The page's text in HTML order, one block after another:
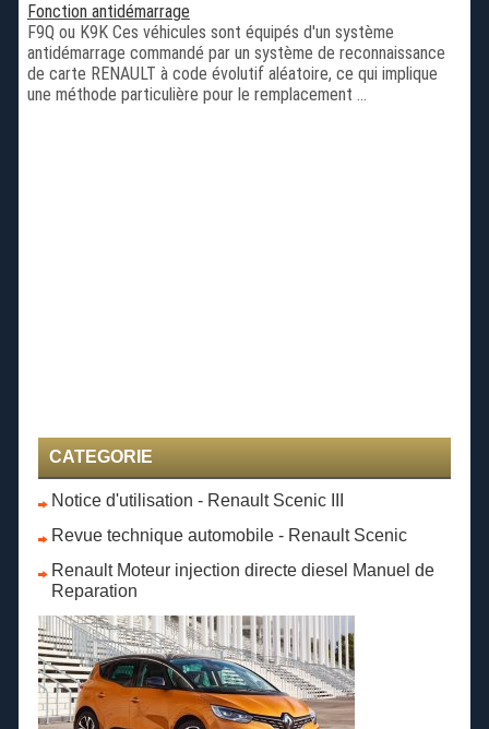
Fonction antidémarrage
F9Q ou K9K Ces véhicules sont équipés d'un système
antidémarrage commandé par un système de reconnaissance
de carte RENAULT à code évolutif aléatoire, ce qui implique
une méthode particulière pour le remplacement ...
CATEGORIE
Notice d'utilisation - Renault Scenic III
Revue technique automobile - Renault Scenic
Renault Moteur injection directe diesel Manuel de
Reparation